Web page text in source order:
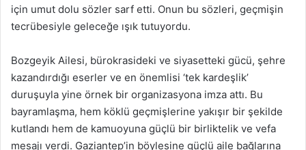
için umut dolu sözler sarf etti. Onun bu sözleri, geçmişin
tecrübesiyle geleceğe ışık tutuyordu.
Bozgeyik Ailesi, bürokrasideki ve siyasetteki gücü, şehre
kazandırdığı eserler ve en önemlisi ‘tek kardeşlik’
duruşuyla yine örnek bir organizasyona imza attı. Bu
bayramlaşma, hem köklü geçmişlerine yakışır bir şekilde
kutlandı hem de kamuoyuna güçlü bir birliktelik ve vefa
mesajı verdi. Gaziantep’in böylesine güçlü aile bağlarına